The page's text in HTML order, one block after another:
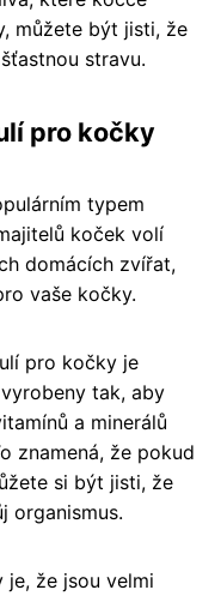
můžete být jisti, že
stravu.
pro kočky
typem
koček volí
domácích zvířat,
vaše kočky.
pro kočky je
tak, aby
a minerálů
znamená, že pokud
si být jisti, že
organismus.
že jsou velmi